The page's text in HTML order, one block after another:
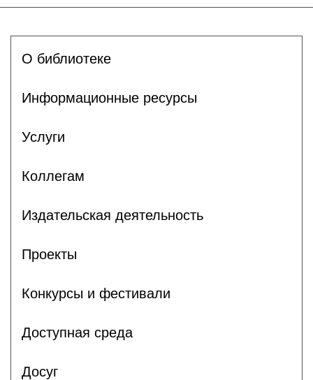
О библиотеке
Информационные ресурсы
Услуги
Коллегам
Издательская деятельность
Проекты
Конкурсы и фестивали
Доступная среда
Досуг